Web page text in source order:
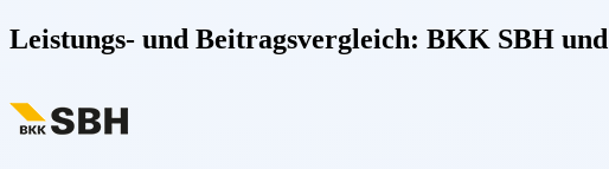
Leistungs- und Beitragsvergleich: BKK SBH und